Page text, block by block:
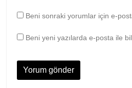
Beni sonraki yorumlar için e-
Beni yeni yazılarda e-posta ile